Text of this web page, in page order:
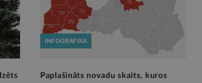
INFOGRAFIKA
Paplašināts novadu skaits, kuros